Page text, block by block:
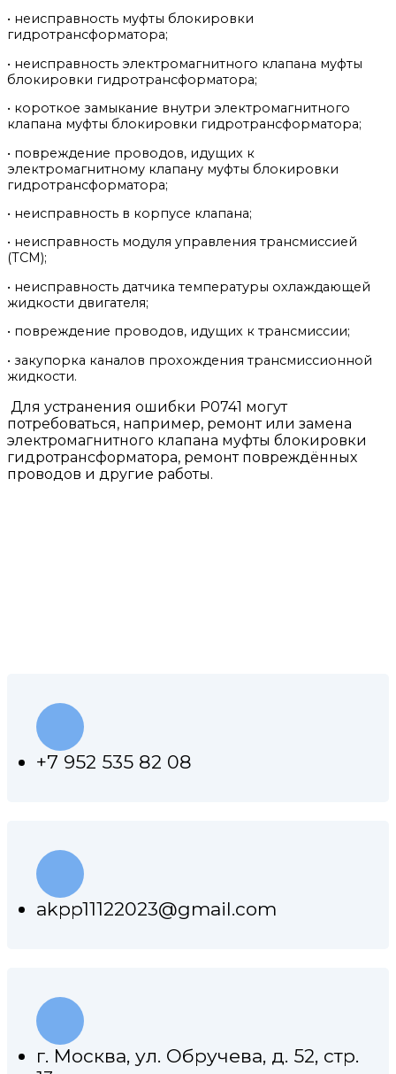
• неисправность муфты блокировки
гидротрансформатора;
• неисправность электромагнитного клапана муфты
блокировки гидротрансформатора;
• короткое замыкание внутри электромагнитного
клапана муфты блокировки гидротрансформатора;
• повреждение проводов, идущих к
электромагнитному клапану муфты блокировки
гидротрансформатора;
• неисправность в корпусе клапана;
• неисправность модуля управления трансмиссией
(TCM);
• неисправность датчика температуры охлаждающей
жидкости двигателя;
• повреждение проводов, идущих к трансмиссии;
• закупорка каналов прохождения трансмиссионной
жидкости.
Для устранения ошибки P0741 могут
потребоваться, например, ремонт или замена
электромагнитного клапана муфты блокировки
гидротрансформатора, ремонт повреждённых
проводов и другие работы.
+7 952 535 82 08
akpp11122023@gmail.com
г. Москва, ул. Обручева, д. 52, стр.